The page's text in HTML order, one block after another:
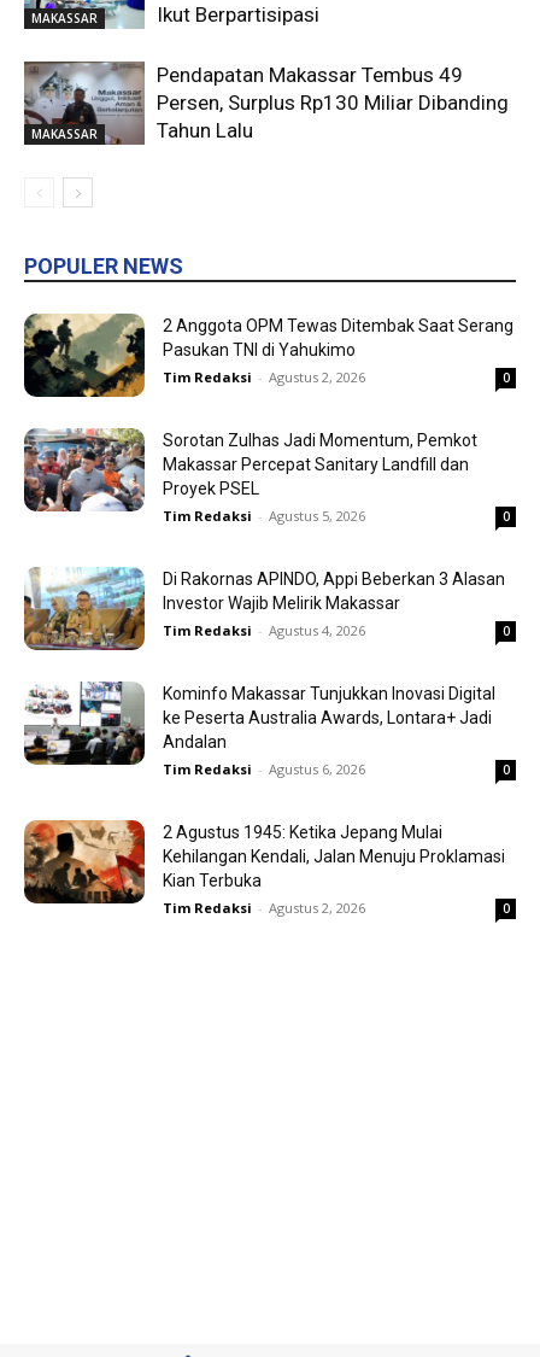
MAKASSAR
Ikut Berpartisipasi
MAKASSAR
Pendapatan Makassar Tembus 49
Persen, Surplus Rp130 Miliar Dibanding
Tahun Lalu
POPULER NEWS
2 Anggota OPM Tewas Ditembak Saat Serang
Pasukan TNI di Yahukimo
Tim Redaksi - Agustus 2, 2026 0
Sorotan Zulhas Jadi Momentum, Pemkot
Makassar Percepat Sanitary Landfill dan
Proyek PSEL
Tim Redaksi - Agustus 5, 2026 0
Di Rakornas APINDO, Appi Beberkan 3 Alasan
Investor Wajib Melirik Makassar
Tim Redaksi - Agustus 4, 2026 0
Kominfo Makassar Tunjukkan Inovasi Digital
ke Peserta Australia Awards, Lontara+ Jadi
Andalan
Tim Redaksi - Agustus 6, 2026 0
2 Agustus 1945: Ketika Jepang Mulai
Kehilangan Kendali, Jalan Menuju Proklamasi
Kian Terbuka
Tim Redaksi - Agustus 2, 2026 0